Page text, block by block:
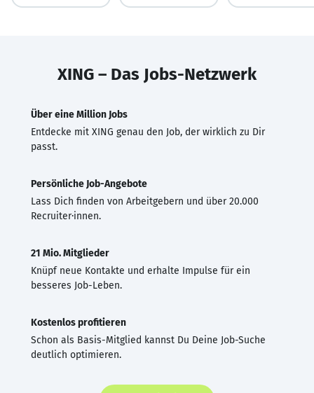
XING – Das Jobs-Netzwerk
Über eine Million Jobs
Entdecke mit XING genau den Job, der wirklich zu Dir
passt.
Persönliche Job-Angebote
Lass Dich finden von Arbeitgebern und über 20.000
Recruiter·innen.
21 Mio. Mitglieder
Knüpf neue Kontakte und erhalte Impulse für ein
besseres Job-Leben.
Kostenlos profitieren
Schon als Basis-Mitglied kannst Du Deine Job-Suche
deutlich optimieren.